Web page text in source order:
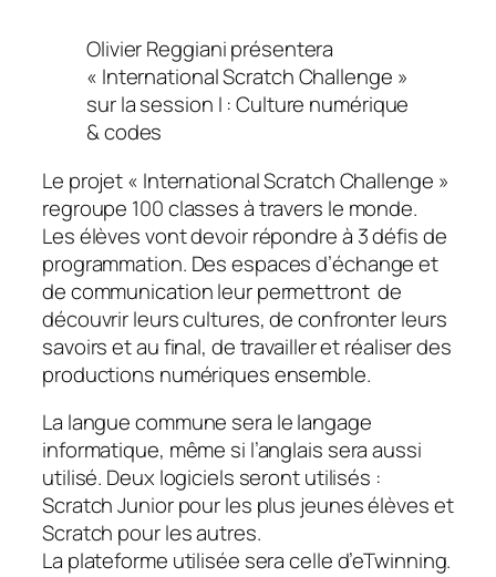
Olivier Reggiani présentera
« International Scratch Challenge »
sur la session I : Culture numérique
& codes
Le projet « International Scratch Challenge »
regroupe 100 classes à travers le monde.
Les élèves vont devoir répondre à 3 défis de
programmation. Des espaces d’échange et
de communication leur permettront de
découvrir leurs cultures, de confronter leurs
savoirs et au final, de travailler et réaliser des
productions numériques ensemble.
La langue commune sera le langage
informatique, même si l’anglais sera aussi
utilisé. Deux logiciels seront utilisés :
Scratch Junior pour les plus jeunes élèves et
Scratch pour les autres.
La plateforme utilisée sera celle d’eTwinning.